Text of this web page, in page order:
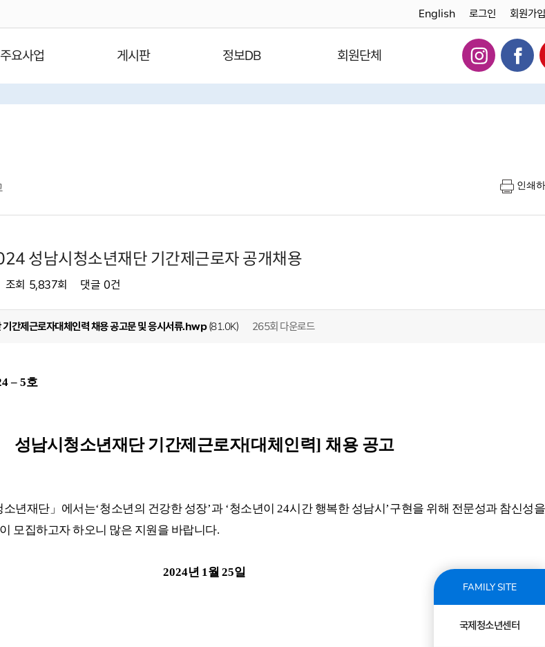
English 로그인 회원가입
주요사업 게시판 정보DB 회원단체
FAMILY SITE
국제청소년센터
인쇄
성남시청소년재단 기간제근로자 공개채용
조회 5,837회 댓글 0건
간제근로자대체인력 채용 공고문 및 응시서류.hwp(81.0K) 265회 다운로드
– 5호
성남시청소년재단 기간제근로자[대체인력] 채용 공고
소년재단」 에서는‘청소년의 건강한 성장’과 ‘청소년이 24시간 행복한 성남시’구현을 위해 전문성과 참신성을
모집하고자 하오니 많은 지원을 바랍니다.
2024년 1월 25일